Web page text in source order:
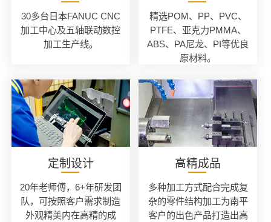
30多台日本FANUC CNC
加工中心及五轴联动数控
加工生产线。
精选POM、PP、PVC、
PTFE、亚克力PMMA、
ABS、PA尼龙、PI等优良
原材料。
定制设计
20年老师傅，6+年研发团
队，可按照客户需求制造
外观精美内在高精的成
高精成品
多种加工方式配合完成复
杂的零件结构加工为南平
客户的出色产品打造出高